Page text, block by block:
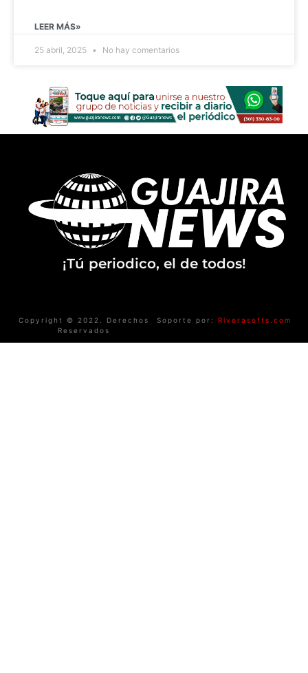
LEER MÁS»
25 abril, 2025 No hay comentarios
¡Tú periodico, el de todos!
Copyright © 2022. Derechos
Reservados
Soporte por: Riverasofts.com